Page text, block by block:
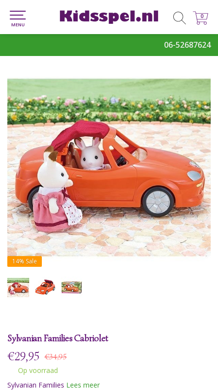
06-52687624
0
0
MENU
14% Sale
Sylvanian Families Cabriolet
€29,95 €34,95
Op voorraad
Sylvanian Families Lees meer